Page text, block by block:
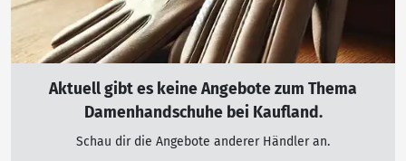
Aktuell gibt es keine Angebote zum Thema
Damenhandschuhe bei Kaufland.
Schau dir die Angebote anderer Händler an.